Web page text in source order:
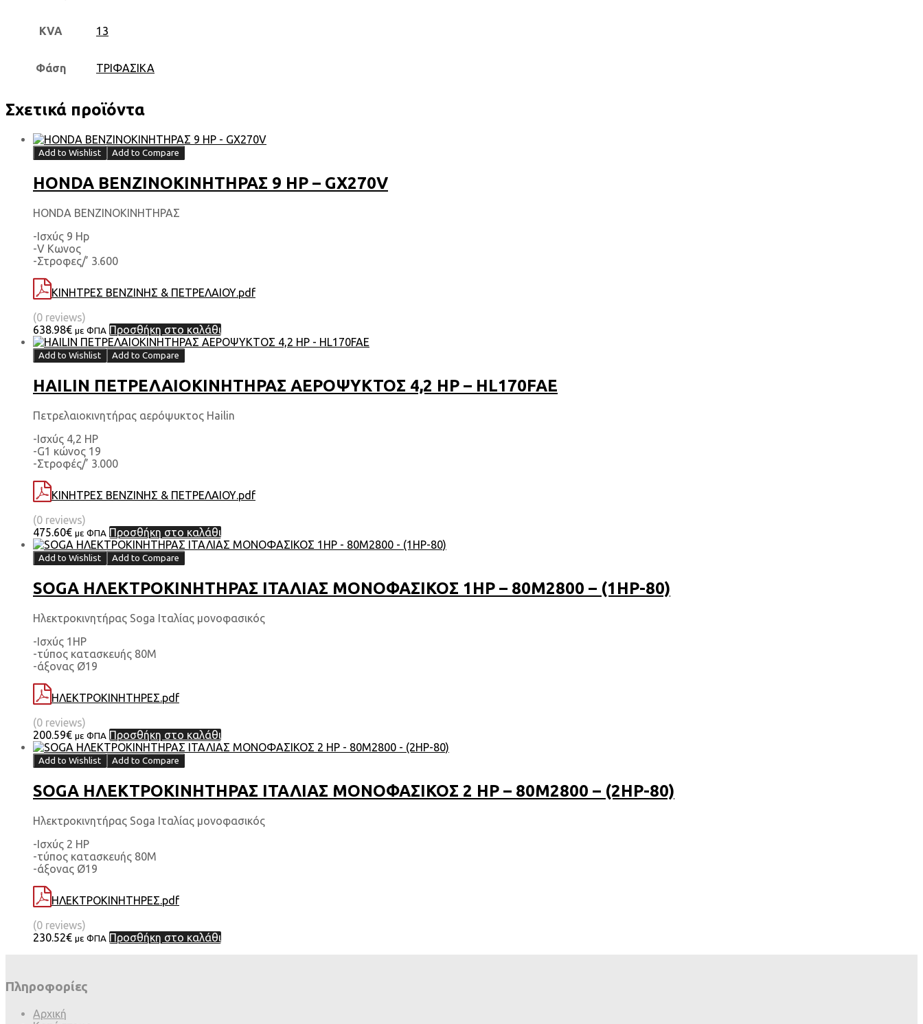
KVA 13
Φάση ΤΡΙΦΑΣΙΚΑ
Σχετικά προϊόντα
Add to Wishlist Add to Compare
HONDA ΒΕΝΖΙΝΟΚΙΝΗΤΗΡΑΣ 9 HP – GX270V
HONDA ΒΕΝΖΙΝΟΚΙΝΗΤΗΡΑΣ
-Ισχύς 9 Hp
-V Κωνος
-Στροφες/’ 3.600
ΚΙΝΗΤΡΕΣ ΒΕΝΖΙΝΗΣ & ΠΕΤΡΕΛΑΙΟΥ.pdf
(0 reviews)
638.98€ με ΦΠΑ Προσθήκη στο καλάθι
Add to Wishlist Add to Compare
HAILIN ΠΕΤΡΕΛΑΙΟΚΙΝΗΤΗΡΑΣ ΑΕΡΟΨΥΚΤΟΣ 4,2 HP – HL170FAE
Πετρελαιοκινητήρας αερόψυκτος Hailin
-Ισχύς 4,2 HP
-G1 κώνος 19
-Στροφές/’ 3.000
ΚΙΝΗΤΡΕΣ ΒΕΝΖΙΝΗΣ & ΠΕΤΡΕΛΑΙΟΥ.pdf
(0 reviews)
475.60€ με ΦΠΑ Προσθήκη στο καλάθι
Add to Wishlist Add to Compare
SOGA ΗΛΕΚΤΡΟΚΙΝΗΤΗΡΑΣ ΙΤΑΛΙΑΣ ΜΟΝΟΦΑΣΙΚΟΣ 1HP – 80M2800 – (1HP-80)
Ηλεκτροκινητήρας Soga Ιταλίας μονοφασικός
-Ισχύς 1HP
-τύπος κατασκευής 80Μ
-άξονας Ø19
ΗΛΕΚΤΡΟΚΙΝΗΤΗΡΕΣ.pdf
(0 reviews)
200.59€ με ΦΠΑ Προσθήκη στο καλάθι
Add to Wishlist Add to Compare
SOGA ΗΛΕΚΤΡΟΚΙΝΗΤΗΡΑΣ ΙΤΑΛΙΑΣ ΜΟΝΟΦΑΣΙΚΟΣ 2 HP – 80M2800 – (2HP-80)
Ηλεκτροκινητήρας Soga Ιταλίας μονοφασικός
-Ισχύς 2 HP
-τύπος κατασκευής 80Μ
-άξονας Ø19
ΗΛΕΚΤΡΟΚΙΝΗΤΗΡΕΣ.pdf
(0 reviews)
230.52€ με ΦΠΑ Προσθήκη στο καλάθι
Πληροφορίες
Αρχική